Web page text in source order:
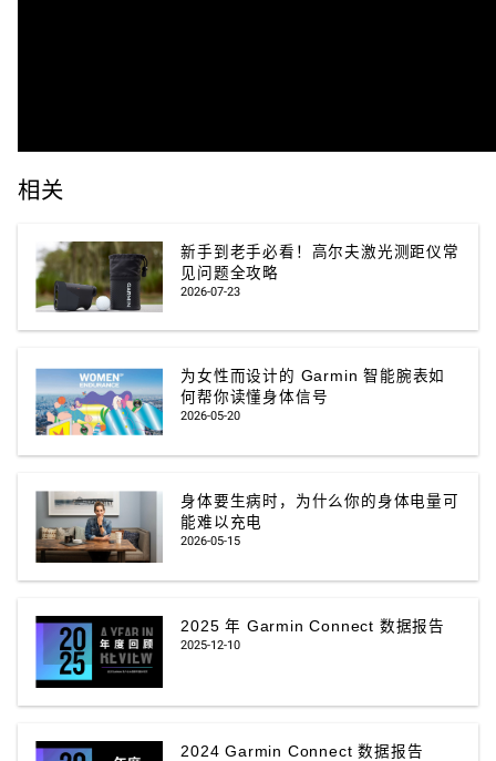
相关
新手到老手必看！高尔夫激光测距仪常
见问题全攻略
2026-07-23
为女性而设计的 Garmin 智能腕表如
何帮你读懂身体信号
2026-05-20
身体要生病时，为什么你的身体电量可
能难以充电
2026-05-15
2025 年 Garmin Connect 数据报告
2025-12-10
2024 Garmin Connect 数据报告